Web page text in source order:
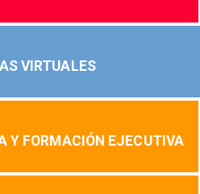
VIRTUALES
Y FORMACIÓN EJECUTIVA